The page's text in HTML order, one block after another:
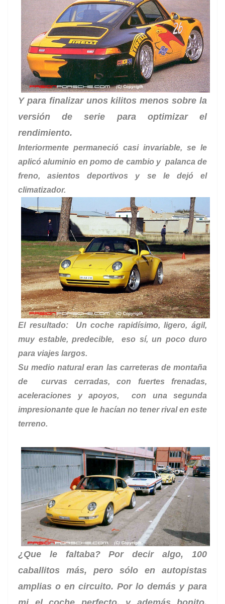
Y para finalizar unos kilitos menos sobre la
versión de serie para optimizar el
rendimiento.
Interiormente permaneció casi invariable, se le
aplicó aluminio en pomo de cambio y palanca de
freno, asientos deportivos y se le dejó el
climatizador.
El resultado: Un coche rapidísimo, ligero, ágil,
muy estable, predecible, eso sí, un poco duro
para viajes largos.
Su medio natural eran las carreteras de montaña
de curvas cerradas, con fuertes frenadas,
aceleraciones y apoyos, con una segunda
impresionante que le hacían no tener rival en este
terreno.
¿Que le faltaba? Por decir algo, 100
caballitos más, pero sólo en autopistas
amplias o en circuito. Por lo demás y para